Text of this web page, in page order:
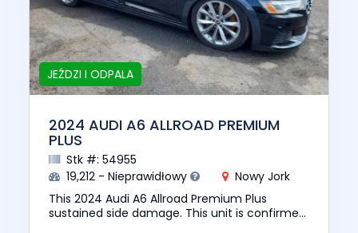
JEŹDZI I ODPALA
2024 AUDI A6 ALLROAD PREMIUM
PLUS
Stk #: 54955
19,212 - Nieprawidłowy
Nowy Jork
This 2024 Audi A6 Allroad Premium Plus
sustained side damage. This unit is confirmed